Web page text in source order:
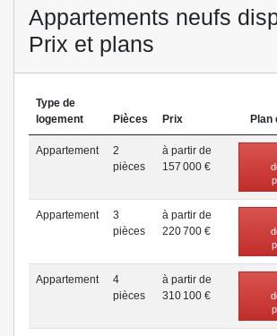
Appartements neufs
Prix et plans
Type de
logement
Pièces Prix Plan
Appartement
2
pièces
à partir de
157 000 €
Appartement
3
pièces
à partir de
220 700 €
Appartement
4
pièces
à partir de
310 100 €